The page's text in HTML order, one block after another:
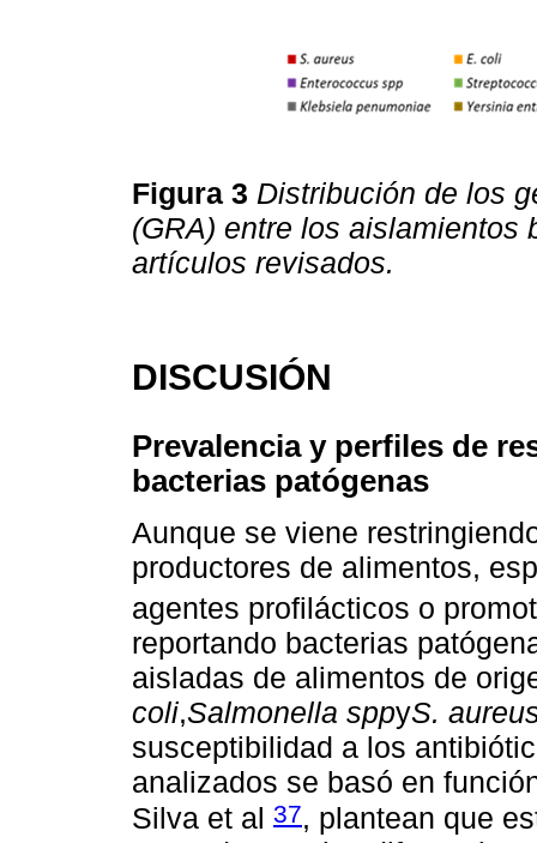
Figura 3 Distribución de los
(GRA) entre los aislamientos
artículos revisados.
DISCUSIÓN
Prevalencia y perfiles de
bacterias patógenas
Aunque se viene
productores de alimentos,
agentes profilácticos o
reportando bacterias
aisladas de alimentos de
coli,Salmonella sppyS.
susceptibilidad a los
analizados se basó en
Silva et al 37, plantean que